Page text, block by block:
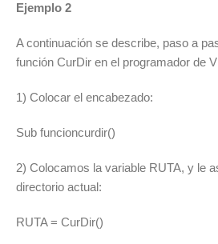
Ejemplo 2
A continuación se describe, paso a
función CurDir en el programador de
1) Colocar el encabezado:
Sub funcioncurdir()
2) Colocamos la variable RUTA, y le
directorio actual:
RUTA = CurDir()